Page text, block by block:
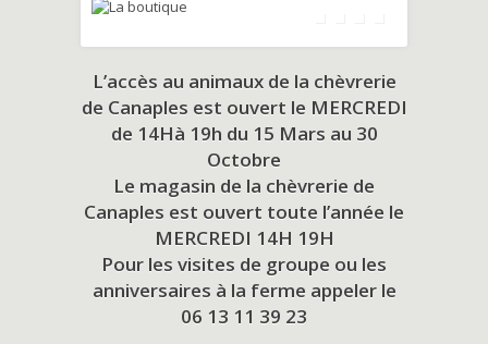
L’accès au animaux de la chèvrerie
de Canaples est ouvert le MERCREDI
de 14Hà 19h du 15 Mars au 30
Octobre
Le magasin de la chèvrerie de
Canaples est ouvert toute l’année le
MERCREDI 14H 19H
Pour les visites de groupe ou les
anniversaires à la ferme appeler le
06 13 11 39 23